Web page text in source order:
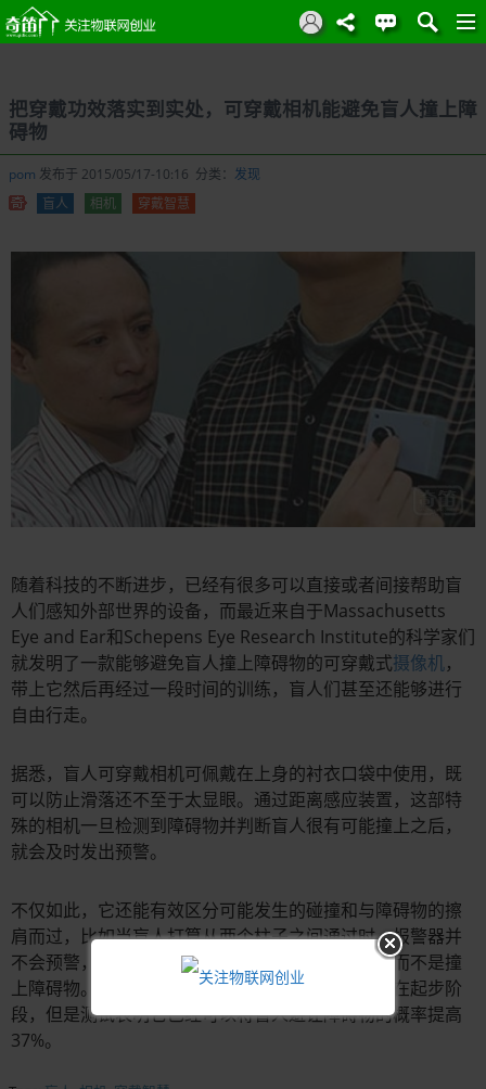
把穿戴功效落实到实处，可穿戴相机能避免盲人撞上障
碍物
pom 发布于 2015/05/17-10:16 分类： 发现
盲人
相机 穿戴智慧
随着科技的不断进步，已经有很多可以直接或者间接帮助盲
人们感知外部世界的设备，而最近来自于Massachusetts
Eye and Ear和Schepens Eye Research Institute的科学家们
就发明了一款能够避免盲人撞上障碍物的可穿戴式摄像机，
带上它然后再经过一段时间的训练，盲人们甚至还能够进行
自由行走。
据悉，盲人可穿戴相机可佩戴在上身的衬衣口袋中使用，既
可以防止滑落还不至于太显眼。通过距离感应装置，这部特
殊的相机一旦检测到障碍物并判断盲人很有可能撞上之后，
就会及时发出预警。
不仅如此，它还能有效区分可能发生的碰撞和与障碍物的擦
肩而过，比如当盲人打算从两个柱子之间通过时，报警器并
不会预警，因为它预测盲人是要从障碍物之间穿过而不是撞
上障碍物。虽然这个盲人可穿戴相机计划目前还处在起步阶
段，但是测试表明它已经可以将盲人避让障碍物的概率提高
37%。